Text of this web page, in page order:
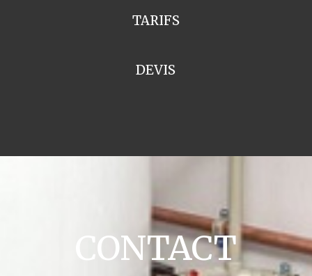
TARIFS
DEVIS
CONTACT